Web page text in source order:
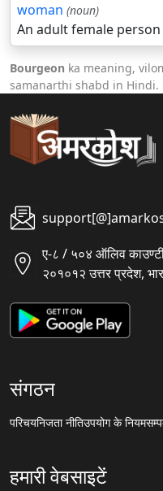
woman (noun)
An adult female
Bourgeon ka meaning,
samanarthi shabd in Hindi.
ए-८ / ५०४ ऑलिव
२०१०१२ उत्तर प्रदेश,
संगठन
परिचयनिजता नीतिउपयोग के नियम
हमारी वेबसाइटें